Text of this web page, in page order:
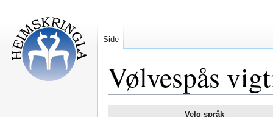
Vølvespås
Velg språk
Side